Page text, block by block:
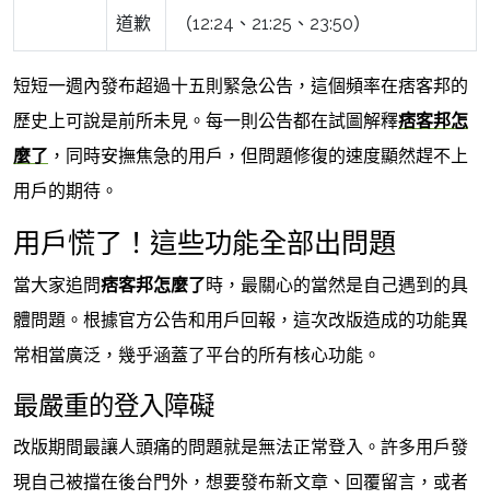
道歉
（12:24、21:25、23:50）
短短一週內發布超過十五則緊急公告，這個頻率在痞客邦的
歷史上可說是前所未見。每一則公告都在試圖解釋痞客邦怎
麼了 ，同時安撫焦急的用戶，但問題修復的速度顯然趕不上
用戶的期待。
用戶慌了！這些功能全部出問題
當大家追問痞客邦怎麼了時，最關心的當然是自己遇到的具
體問題。根據官方公告和用戶回報，這次改版造成的功能異
常相當廣泛，幾乎涵蓋了平台的所有核心功能。
最嚴重的登入障礙
改版期間最讓人頭痛的問題就是無法正常登入。許多用戶發
現自己被擋在後台門外，想要發布新文章、回覆留言，或者